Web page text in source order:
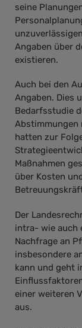
seine
Angaben über
existieren.
Auch bei den
Angaben. Dies
Bedarfsstudie
Abstimmungen
hatten zur
Maßnahmen
über Kosten
Der
intra- wie auch
Nachfrage an
insbesondere
kann und geht
einer weiteren
aus.